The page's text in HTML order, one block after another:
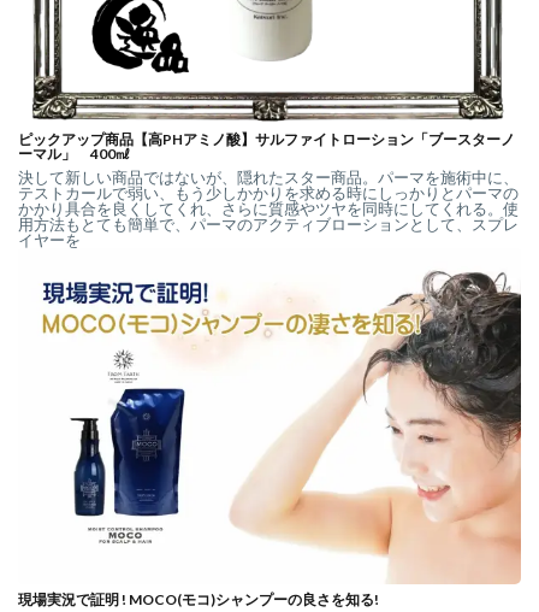
ピックアップ商品【高PHアミノ酸】サルファイトローション「ブースターノ
ーマル」 400㎖
決して新しい商品ではないが、隠れたスター商品。パーマを施術中に、
テストカールで弱い、もう少しかかりを求める時にしっかりとパーマの
かかり具合を良くしてくれ、さらに質感やツヤを同時にしてくれる。使
用方法もとても簡単で、パーマのアクティブローションとして、スプレ
イヤーを
現場実況で証明 ! MOCO(モコ)シャンプーの良さを知る!